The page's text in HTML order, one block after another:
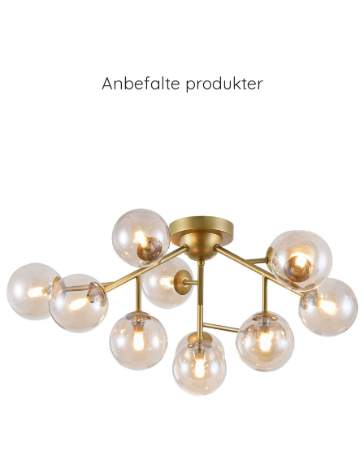
Anbefalte produkter